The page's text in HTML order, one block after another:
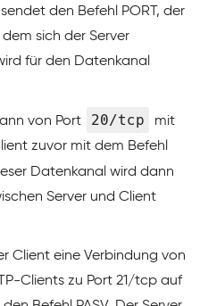
den Befehl PORT, der
sich der Server
für den Datenkanal
von Port 20/tcp
mit
zuvor mit dem Befehl
Datenkanal wird dann
Server und Client
Client eine Verbindung von
Clients zu Port 21/tcp auf